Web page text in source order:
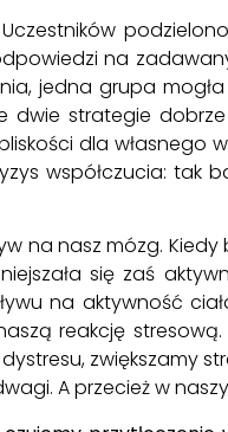
na
jedna grupa
dwie strategie
dla
współczucia: tak
na nasz mózg.
się zaś
na aktywność
reakcję
zwiększamy
A przecież w